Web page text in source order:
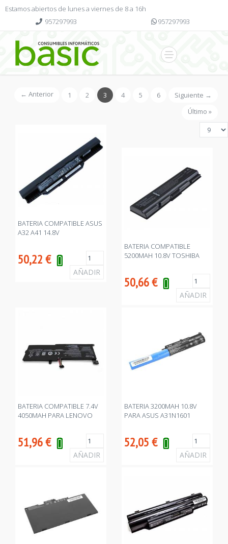
Estamos abiertos de lunes a viernes de 8 a 16h
957297993
957297993
← Anterior 1 2 3 4 5 6
Siguiente →
Último »
BATERIA COMPATIBLE ASUS
A32 A41 14.8V
50,22€
BATERIA COMPATIBLE
5200MAH 10.8V TOSHIBA
50,66€
BATERIA COMPATIBLE 7.4V
4050MAH PARA LENOVO
51,96€
BATERIA 3200MAH 10.8V
PARA ASUS A31N1601
52,05€